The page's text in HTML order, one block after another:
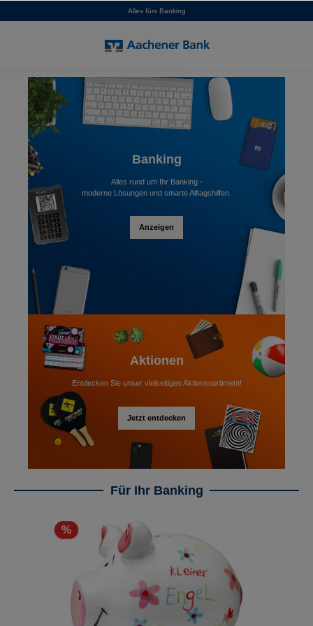
Alles fürs Banking
Banking
Alles rund um Ihr Banking -
moderne Lösungen und smarte Alltagshilfen.
Anzeigen
Aktionen
Entdecken Sie unser vielseitiges Aktionssortiment!
Jetzt entdecken
Für Ihr Banking
%